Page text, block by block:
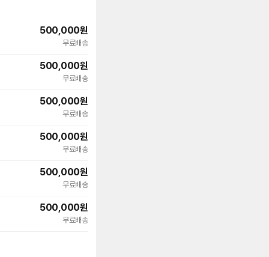
500,000원
무료배송
500,000원
무료배송
500,000원
무료배송
500,000원
무료배송
500,000원
무료배송
500,000원
무료배송